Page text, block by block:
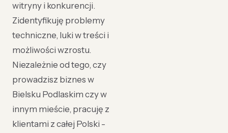
witryny i konkurencji.
Zidentyfikuję problemy
techniczne, luki w treści i
możliwości wzrostu.
Niezależnie od tego, czy
prowadzisz biznes w
Bielsku Podlaskim czy w
innym mieście, pracuję z
klientami z całej Polski -